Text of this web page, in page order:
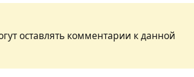
оставлять комментарии к данной